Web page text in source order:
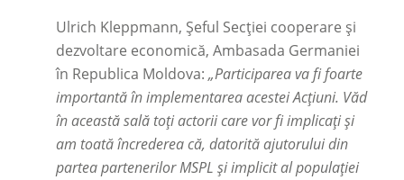
Ulrich Kleppmann, Șeful Secției cooperare și
dezvoltare economică, Ambasada Germaniei
în Republica Moldova: „Participarea va fi foarte
importantă în implementarea acestei Acțiuni. Văd
în această sală toți actorii care vor fi implicați și
am toată încrederea că, datorită ajutorului din
partea partenerilor MSPL și implicit al populației